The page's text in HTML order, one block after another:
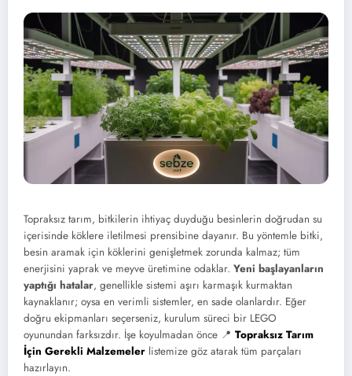
Topraksız tarım, bitkilerin ihtiyaç duyduğu besinlerin doğrudan su
içerisinde köklere iletilmesi prensibine dayanır. Bu yöntemle bitki,
besin aramak için köklerini genişletmek zorunda kalmaz; tüm
enerjisini yaprak ve meyve üretimine odaklar. Yeni başlayanların
yaptığı hatalar, genellikle sistemi aşırı karmaşık kurmaktan
kaynaklanır; oysa en verimli sistemler, en sade olanlardır. Eğer
doğru ekipmanları seçerseniz, kurulum süreci bir LEGO
oyunundan farksızdır. İşe koyulmadan önce 📍 Topraksız Tarım
İçin Gerekli Malzemeler listemize göz atarak tüm parçaları
hazırlayın.